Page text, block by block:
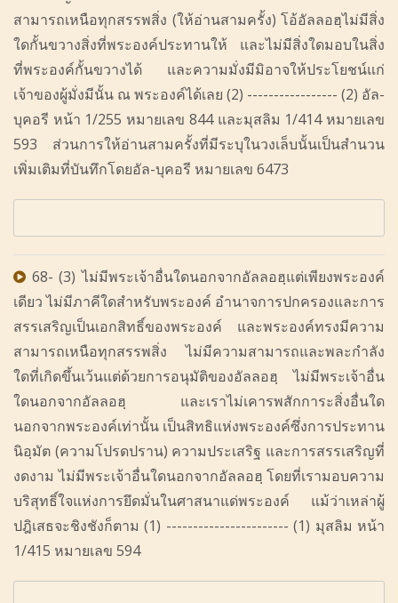
สามารถเหนือทุกสรรพสิ่ง (ให้อ่านสามครั้ง) โอ้อัลลอฮฺไม่มีสิ่ง
ใดกั้นขวางสิ่งที่พระองค์ประทานให้ และไม่มีสิ่งใดมอบในสิ่ง
ที่พระองค์กั้นขวางได้ และความมั่งมีมิอาจให้ประโยชน์แก่
เจ้าของผู้มั่งมีนั้น ณ พระองค์ได้เลย (2) ----------------- (2) อัล-
บุคอรี หน้า 1/255 หมายเลข 844 และมุสลิม 1/414 หมายเลข
593 ส่วนการให้อ่านสามครั้งที่มีระบุในวงเล็บนั้นเป็นสำนวน
เพิ่มเติมที่บันทึกโดยอัล-บุคอรี หมายเลข 6473
68- (3) ไม่มีพระเจ้าอื่นใดนอกจากอัลลอฮฺแต่เพียงพระองค์
เดียว ไม่มีภาคีใดสำหรับพระองค์ อำนาจการปกครองและการ
สรรเสริญเป็นเอกสิทธิ์ของพระองค์ และพระองค์ทรงมีความ
สามารถเหนือทุกสรรพสิ่ง ไม่มีความสามารถและพละกำลัง
ใดที่เกิดขึ้นเว้นแต่ด้วยการอนุมัติของอัลลอฮฺ ไม่มีพระเจ้าอื่น
ใดนอกจากอัลลอฮฺ และเราไม่เคารพสักการะสิ่งอื่นใด
นอกจากพระองค์เท่านั้น เป็นสิทธิแห่งพระองค์ซึ่งการประทาน
นิอฺมัต (ความโปรดปราน) ความประเสริฐ และการสรรเสริญที่
งดงาม ไม่มีพระเจ้าอื่นใดนอกจากอัลลอฮฺ โดยที่เรามอบความ
บริสุทธิ์ใจแห่งการยึดมั่นในศาสนาแด่พระองค์ แม้ว่าเหล่าผู้
ปฎิเสธจะชิงชังก็ตาม (1) ----------------------- (1) มุสลิม หน้า
1/415 หมายเลข 594